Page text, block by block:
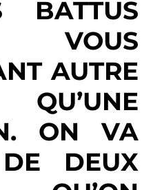
BATTUS
AUTRE
ON VA
DEUX